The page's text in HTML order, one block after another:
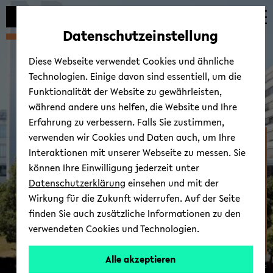
Automatische
vermeiden
zum
wechseln
zum
wechseln
zum
wechseln
Fakultät für
Erziehungswis­senschaft
© Uni­ver­si­tät Bie­le­feld
Datenschutzeinstellung
Diese Webseite verwendet Cookies und ähnliche
Technologien. Einige davon sind essentiell, um die
Funktionalität der Website zu gewährleisten,
während andere uns helfen, die Website und Ihre
Erfahrung zu verbessern. Falls Sie zustimmen,
verwenden wir Cookies und Daten auch, um Ihre
Interaktionen mit unserer Webseite zu messen. Sie
können Ihre Einwilligung jederzeit unter
Datenschutzerklärung einsehen und mit der
Wirkung für die Zukunft widerrufen. Auf der Seite
finden Sie auch zusätzliche Informationen zu den
verwendeten Cookies und Technologien.
Alle akzeptieren